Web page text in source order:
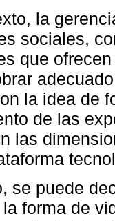
la
sociales,
que
la idea de
de las
las
se puede
forma de